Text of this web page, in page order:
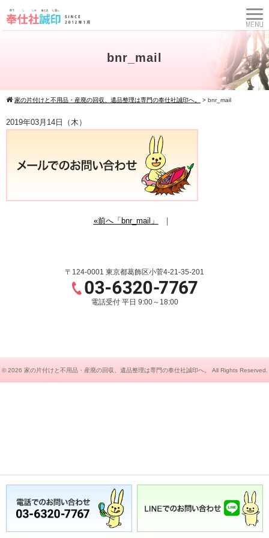
bnr_mail
家の片付けと不用品・産廃の回収、遺品整理は専門の奉仕社誠印へ。 > bnr_mail
2019年03月14日（木）
«前へ「bnr_mail」 ｜
〒124-0001 東京都葛飾区小菅4-21-35-201
電話受付 平日 9:00～18:00
© 2026 家の片付けと不用品・産廃の回収、遺品整理は専門の奉仕社誠印へ。 All Rights Reserved.